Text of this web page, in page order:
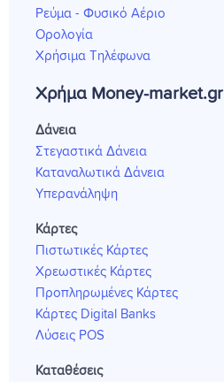
Ρεύμα - Φυσικό Αέριο
Ορολογία
Χρήσιμα Τηλέφωνα
Χρήμα Money-market.gr
Δάνεια
Στεγαστικά Δάνεια
Καταναλωτικά Δάνεια
Υπερανάληψη
Κάρτες
Πιστωτικές Κάρτες
Χρεωστικές Κάρτες
Προπληρωμένες Κάρτες
Κάρτες Digital Banks
Λύσεις POS
Καταθέσεις